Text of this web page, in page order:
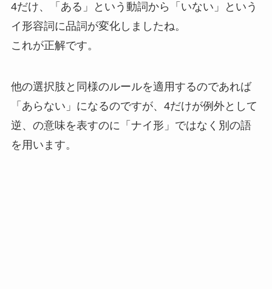
4だけ、「ある」という動詞から「いない」という
イ形容詞に品詞が変化しましたね。
これが正解です。
他の選択肢と同様のルールを適用するのであれば
「あらない」になるのですが、4だけが例外として
逆、の意味を表すのに「ナイ形」ではなく別の語
を用います。